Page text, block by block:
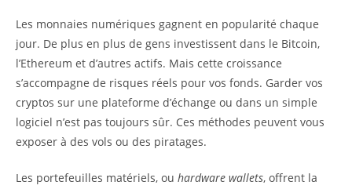
Les monnaies numériques gagnent en popularité chaque
jour. De plus en plus de gens investissent dans le Bitcoin,
l’Ethereum et d’autres actifs. Mais cette croissance
s’accompagne de risques réels pour vos fonds. Garder vos
cryptos sur une plateforme d’échange ou dans un simple
logiciel n’est pas toujours sûr. Ces méthodes peuvent vous
exposer à des vols ou des piratages.
Les portefeuilles matériels, ou hardware wallets, offrent la